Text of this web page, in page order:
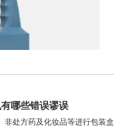
哪些错误谬误
非处方药及化妆品等进行包装